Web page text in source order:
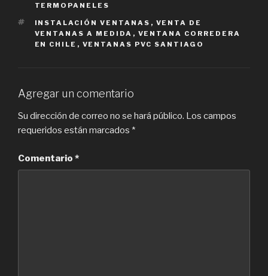
TERMOPANELES
TAGS
INSTALACIÓN VENTANAS , VENTA DE
VENTANAS A MEDIDA , VENTANA CORREDERA
EN CHILE , VENTANAS PVC SANTIAGO
Agregar un comentario
Su dirección de correo no se hará público. Los campos
requeridos están marcados *
Comentario *